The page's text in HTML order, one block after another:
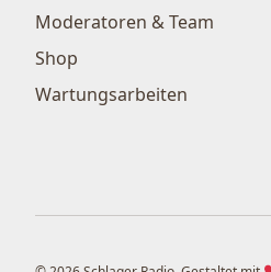
Moderatoren & Team
Shop
Wartungsarbeiten